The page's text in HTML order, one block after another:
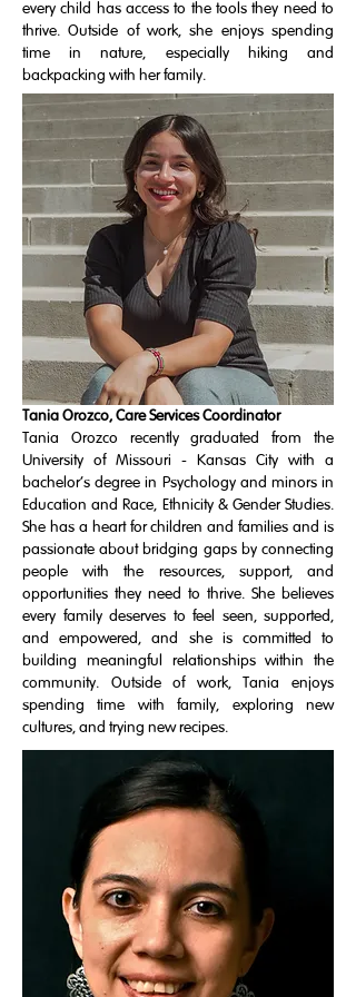
every child has access to the tools they need to
thrive. Outside of work, she enjoys spending
time in nature, especially hiking and
backpacking with her family.
Tania Orozco, Care Services Coordinator
Tania Orozco recently graduated from the
University of Missouri - Kansas City with a
bachelor's degree in Psychology and minors in
Education and Race, Ethnicity & Gender Studies.
She has a heart for children and families and is
passionate about bridging gaps by connecting
people with the resources, support, and
opportunities they need to thrive. She believes
every family deserves to feel seen, supported,
and empowered, and she is committed to
building meaningful relationships within the
community. Outside of work, Tania enjoys
spending time with family, exploring new
cultures, and trying new recipes.